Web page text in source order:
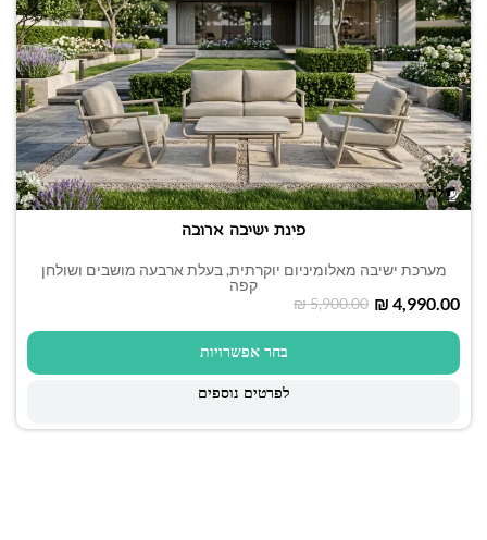
פינת ישיבה ארובה
מערכת ישיבה מאלומיניום יוקרתית, בעלת ארבעה מושבים ושולחן
קפה
₪5,900.00 ₪ 4,990.00
בחר אפשרויות
לפרטים נוספים